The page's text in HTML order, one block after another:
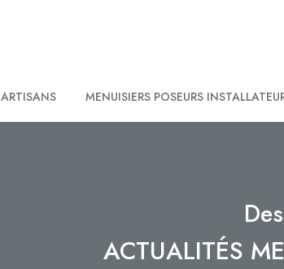
ARTISANS MENUISIERS POSEURS
ACTUALITÉS